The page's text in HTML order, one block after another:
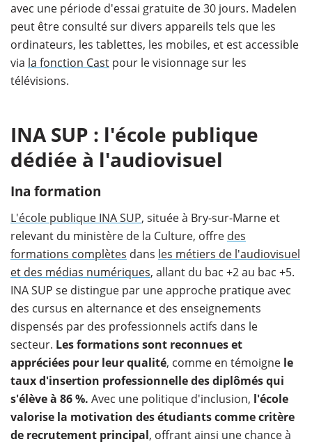
avec une période d'essai gratuite de 30 jours. Madelen
peut être consulté sur divers appareils tels que les
ordinateurs, les tablettes, les mobiles, et est accessible
via la fonction Cast pour le visionnage sur les
télévisions.
INA SUP : l'école publique
dédiée à l'audiovisuel
Ina formation
L'école publique INA SUP, située à Bry-sur-Marne et
relevant du ministère de la Culture, offre des
formations complètes dans les métiers de l'audiovisuel
et des médias numériques, allant du bac +2 au bac +5.
INA SUP se distingue par une approche pratique avec
des cursus en alternance et des enseignements
dispensés par des professionnels actifs dans le
secteur. Les formations sont reconnues et
appréciées pour leur qualité, comme en témoigne le
taux d'insertion professionnelle des diplômés qui
s'élève à 86 %. Avec une politique d'inclusion, l'école
valorise la motivation des étudiants comme critère
de recrutement principal, offrant ainsi une chance à